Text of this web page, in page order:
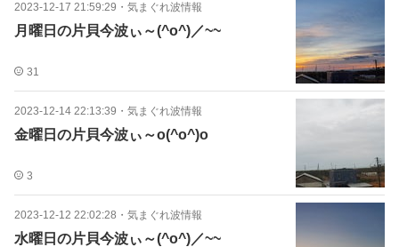
2023-12-17 21:59:29 ・ 気まぐれ波情報
月曜日の片貝今波ぃ～(^o^)／~~
31
2023-12-14 22:13:39 ・ 気まぐれ波情報
金曜日の片貝今波ぃ～o(^o^)o
3
2023-12-12 22:02:28 ・ 気まぐれ波情報
水曜日の片貝今波ぃ～(^o^)／~~